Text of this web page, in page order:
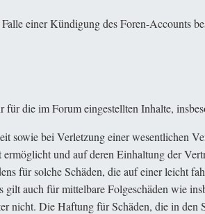
einer Kündigung des Foren-Accounts
die im Forum eingestellten Inhalte,
sowie bei Verletzung einer wesentlichen
und auf deren Einhaltung der
für solche Schäden, die auf einer leicht
auch für mittelbare Folgeschäden wie
nicht. Die Haftung für Schäden, die in